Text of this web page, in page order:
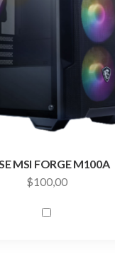
MSI FORGE M100A
$100,00